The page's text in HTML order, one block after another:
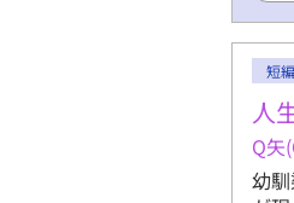
短編
人
Q矢
幼